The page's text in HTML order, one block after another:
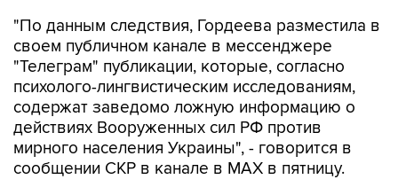
"По данным следствия, Гордеева разместила в
своем публичном канале в мессенджере
"Телеграм" публикации, которые, согласно
психолого-лингвистическим исследованиям,
содержат заведомо ложную информацию о
действиях Вооруженных сил РФ против
мирного населения Украины", - говорится в
сообщении СКР в канале в MAX в пятницу.